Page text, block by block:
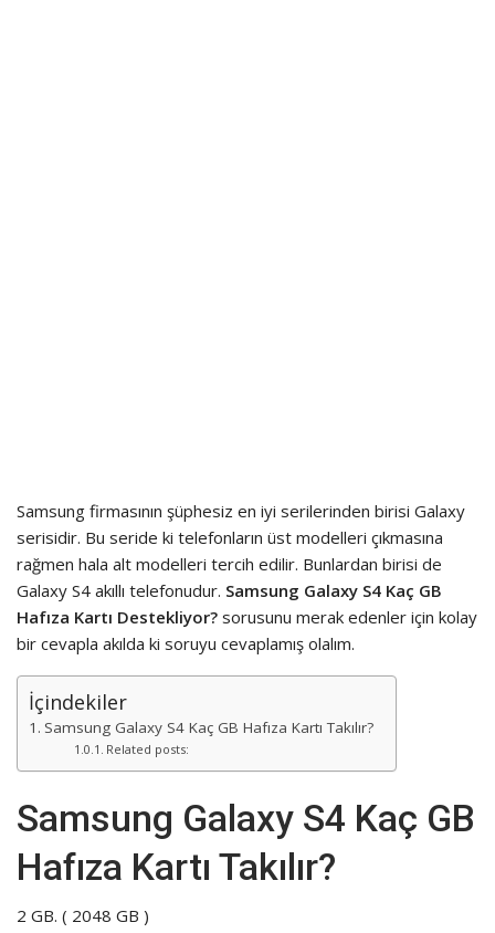
Samsung firmasının şüphesiz en iyi serilerinden birisi Galaxy
serisidir. Bu seride ki telefonların üst modelleri çıkmasına
rağmen hala alt modelleri tercih edilir. Bunlardan birisi de
Galaxy S4 akıllı telefonudur. Samsung Galaxy S4 Kaç GB
Hafıza Kartı Destekliyor? sorusunu merak edenler için kolay
bir cevapla akılda ki soruyu cevaplamış olalım.
İçindekiler
Samsung Galaxy S4 Kaç GB Hafıza Kartı Takılır?
Related posts:
Samsung Galaxy S4 Kaç GB
Hafıza Kartı Takılır?
2 GB. ( 2048 GB )